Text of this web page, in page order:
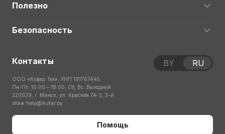
Полезно
Безопасность
Контакты
ООО «Куфар Тех», УНП 191767445
Пн-Пт: 10:00 – 18:00; Сб, Вс: Выходной
220029, г. Минск, ул. Красная 7А-2, 3-й
этаж help@kufar.by
Помощь
BY RU